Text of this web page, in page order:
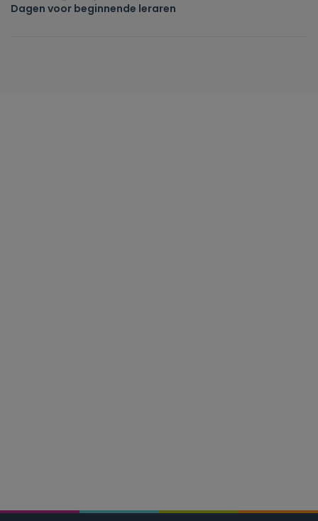
Dagen voor beginnende leraren